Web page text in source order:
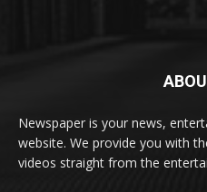
Newspaper is your news,
website. We provide you with
videos straight from the